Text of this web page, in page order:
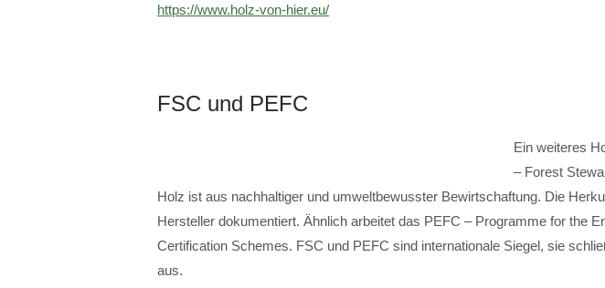
https://www.holz-von-hier.eu/
FSC und PEFC
Ein weiteres
– Forest
Holz ist aus nachhaltiger und umweltbewusster Bewirtschaftung. Die
Hersteller dokumentiert. Ähnlich arbeitet das PEFC – Programme for the
Certification Schemes. FSC und PEFC sind internationale Siegel, sie
aus.